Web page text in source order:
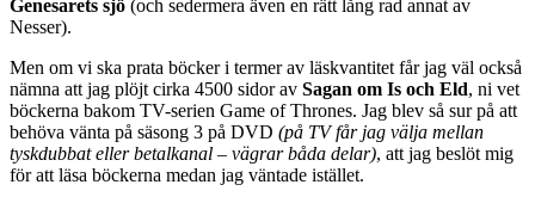
Genesarets sjö (och sedermera även en rätt lång rad annat av
Nesser).
Men om vi ska prata böcker i termer av läskvantitet får jag väl också
nämna att jag plöjt cirka 4500 sidor av Sagan om Is och Eld, ni vet
böckerna bakom TV-serien Game of Thrones. Jag blev så sur på att
behöva vänta på säsong 3 på DVD (på TV får jag välja mellan
tyskdubbat eller betalkanal – vägrar båda delar), att jag beslöt mig
för att läsa böckerna medan jag väntade istället.